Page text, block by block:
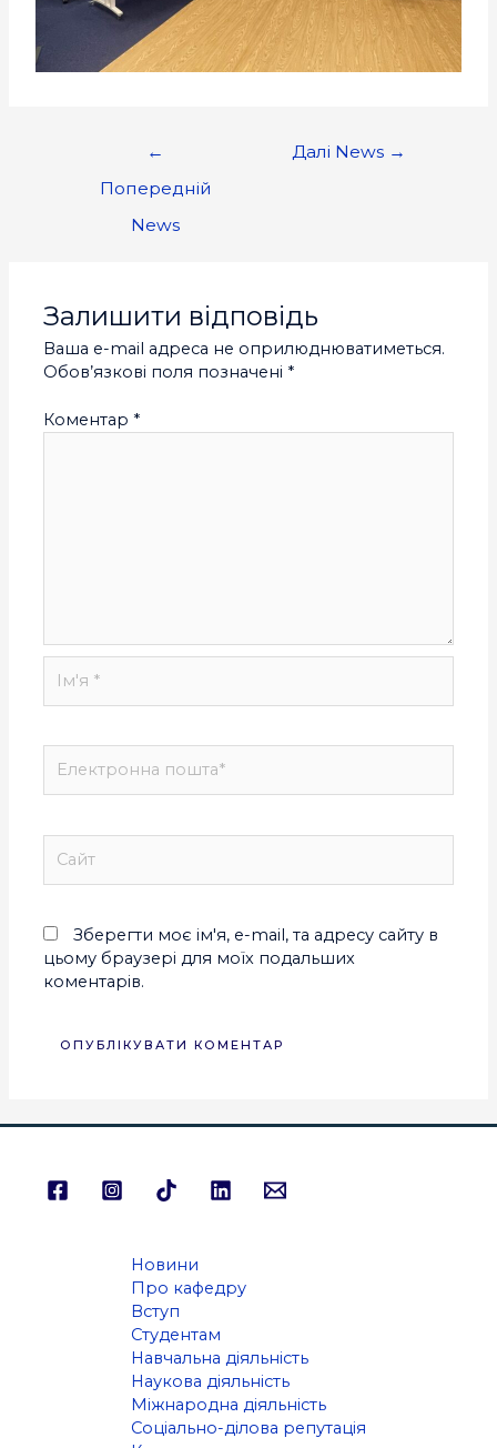
←
Попередній
News
Далі News →
Залишити відповідь
Ваша e-mail адреса не оприлюднюватиметься.
Обов’язкові поля позначені *
Коментар *
Зберегти моє ім'я, e-mail, та адресу сайту в
цьому браузері для моїх подальших
коментарів.
Новини
Про кафедру
Вступ
Студентам
Навчальна діяльність
Наукова діяльність
Міжнародна діяльність
Соціально-ділова репутація